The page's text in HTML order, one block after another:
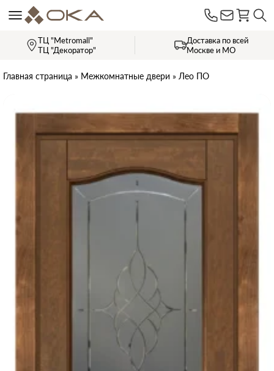
ТЦ "Metromall"
ТЦ "Декоратор"
Доставка по всей
Москве и МО
Главная страница » Межкомнатные двери » Лео ПО